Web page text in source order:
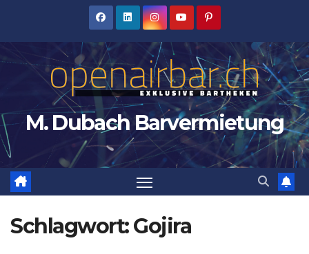
M. Dubach Barvermietung
Schlagwort:Gojira